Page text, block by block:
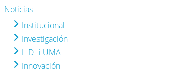
Noticias
Institucional
Investigación
I+D+i UMA
Innovación